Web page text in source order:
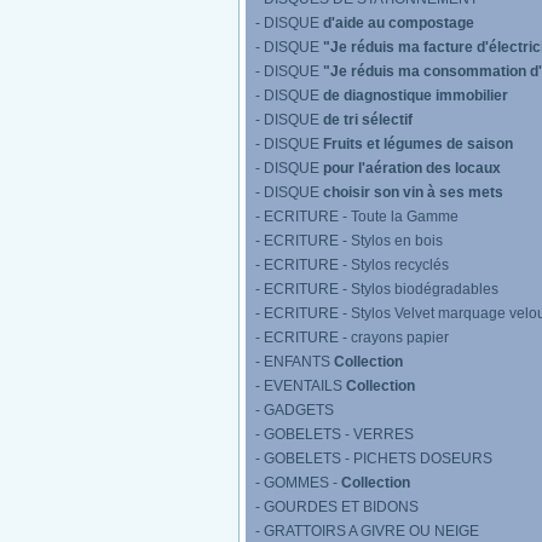
- DISQUE d'aide au compostage
- DISQUE "Je réduis ma facture
- DISQUE "Je réduis ma consommation
- DISQUE de diagnostique immobilier
- DISQUE de tri sélectif
- DISQUE Fruits et légumes de saison
- DISQUE pour l'aération des locaux
- DISQUE choisir son vin à ses mets
- ECRITURE - Toute la Gamme
- ECRITURE - Stylos en bois
- ECRITURE - Stylos recyclés
- ECRITURE - Stylos biodégradables
- ECRITURE - Stylos Velvet marquage
- ECRITURE - crayons papier
- ENFANTS Collection
- EVENTAILS Collection
- GADGETS
- GOBELETS - VERRES
- GOBELETS - PICHETS DOSEURS
- GOMMES - Collection
- GOURDES ET BIDONS
- GRATTOIRS A GIVRE OU NEIGE